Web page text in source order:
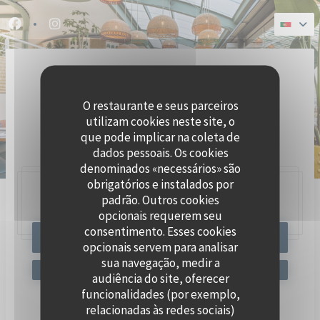
Painel de Gerenciamento de Cookies
O restaurante e seus parceiros
utilizam cookies neste site, o
que pode implicar na coleta de
dados pessoais. Os cookies
denominados «necessários» são
obrigatórios e instalados por
padrão. Outros cookies
opcionais requerem seu
consentimento. Esses cookies
opcionais servem para analisar
sua navegação, medir a
audiência do site, oferecer
funcionalidades (por exemplo,
relacionadas às redes sociais)
Facebook ((abre numa nova janela))
Instagram ((abre numa nova janela))
47, Quai Charles Pasqua,92300 Levallois-Perret
RESERVAR UMA MESA
Mantenha-se atualizado*